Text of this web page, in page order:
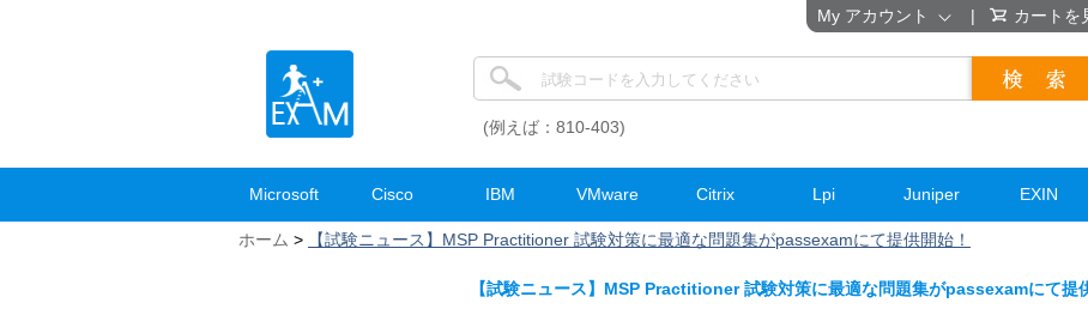
(例えば：810-403)
Microsoft Cisco IBM VMware Citrix Lpi Juniper EXIN
ホーム > 【試験ニュース】MSP Practitioner 試験対策に最適な問題集がpassexamにて提供開始！
【試験ニュース】MSP Practitioner 試験対策に最適な問題集がpassexamにて提
My アカウント | カートを